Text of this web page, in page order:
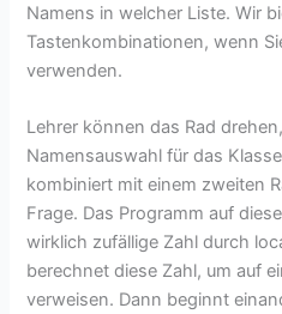
Namens in welcher Liste. Wir
Tastenkombinationen, wenn
verwenden.
Lehrer können das Rad
Namensauswahl für das
kombiniert mit einem zweiten
Frage. Das Programm auf
wirklich zufällige Zahl durch
berechnet diese Zahl, um auf
verweisen. Dann beginnt